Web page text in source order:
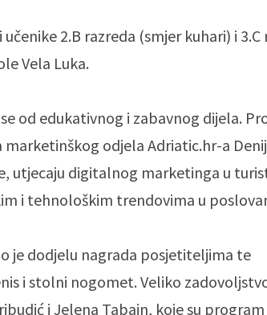
2.B razreda (smjer kuhari) i 3.C
Vela Luka.
od edukativnog i zabavnog dijela.
odjela Adriatic.hr-a
utjecaju digitalnog marketinga u
i tehnološkim trendovima u
je dodjelu nagrada posjetiteljima te
i stolni nogomet. Veliko
i Jelena Tabain, koje su program